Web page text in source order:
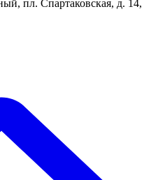
пл. Спартаковская, д. 14,